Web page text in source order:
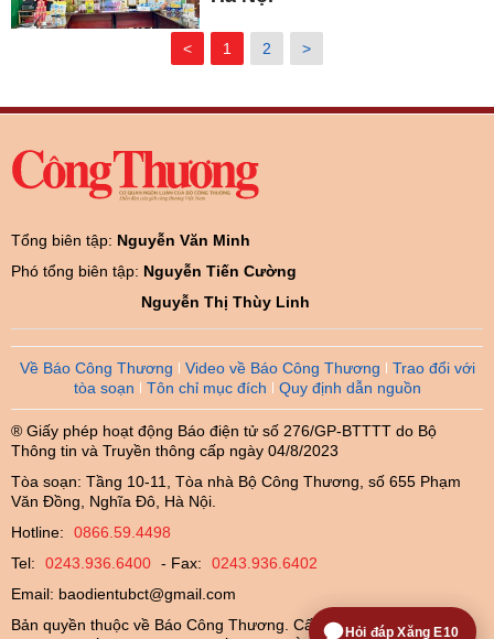
< 1 2 >
Tổng biên tập: Nguyễn Văn Minh
Phó tổng biên tập: Nguyễn Tiến Cường
Nguyễn Thị Thùy Linh
Về Báo Công Thương Video về Báo Công Thương
Trao đổi với
tòa soạn
Tôn chỉ mục đích Quy định dẫn nguồn
® Giấy phép hoạt động Báo điện tử số 276/GP-BTTTT do Bộ
Thông tin và Truyền thông cấp ngày 04/8/2023
Tòa soạn: Tầng 10-11, Tòa nhà Bộ Công Thương, số 655 Phạm
Văn Đồng, Nghĩa Đô, Hà Nội.
Hotline:
0866.59.4498
Tel:
0243.936.6400 - Fax:
0243.936.6402
Email: baodientubct@gmail.com
Bản quyền thuộc về Báo Công Thương. Cấm sao chép dưới mọi
Hỏi đáp Xăng E10